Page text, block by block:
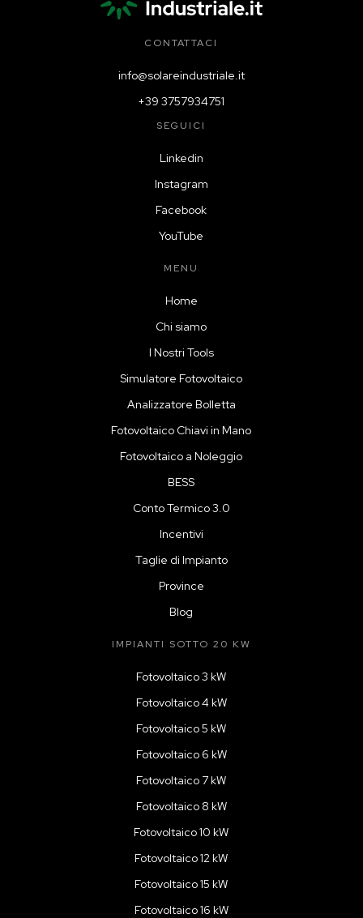
CONTATTACI
info@solareindustriale.it
+39 3757934751
SEGUICI
Linkedin
Instagram
Facebook
YouTube
MENU
Home
Chi siamo
I Nostri Tools
Simulatore Fotovoltaico
Analizzatore Bolletta
Fotovoltaico Chiavi in Mano
Fotovoltaico a Noleggio
BESS
Conto Termico 3.0
Incentivi
Taglie di Impianto
Province
Blog
IMPIANTI SOTTO 20 KW
Fotovoltaico 3 kW
Fotovoltaico 4 kW
Fotovoltaico 5 kW
Fotovoltaico 6 kW
Fotovoltaico 7 kW
Fotovoltaico 8 kW
Fotovoltaico 10 kW
Fotovoltaico 12 kW
Fotovoltaico 15 kW
Fotovoltaico 16 kW